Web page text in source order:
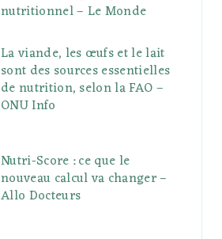
nutritionnel – Le Monde
La viande, les œufs et le lait
sont des sources essentielles
de nutrition, selon la FAO –
ONU Info
Nutri-Score : ce que le
nouveau calcul va changer –
Allo Docteurs